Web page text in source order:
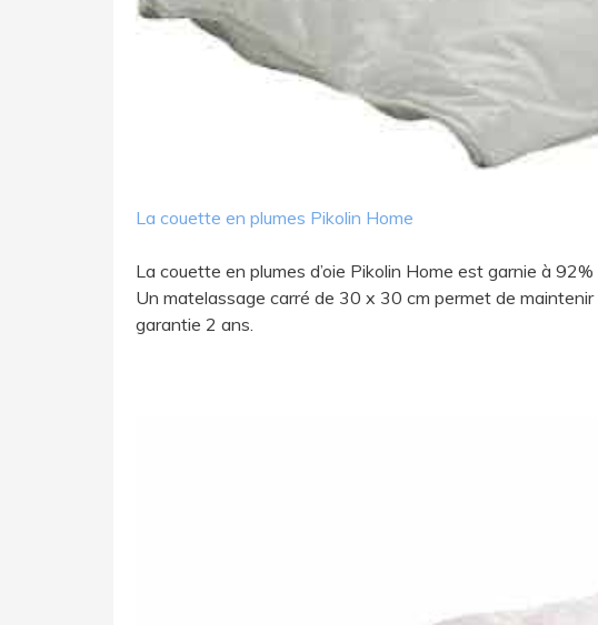
L​a couette en plumes Pikolin Home
La couette en plumes d’oie Pikolin Home est garnie à
Un matelassage carré de 30 x 30 cm permet de
garantie 2 ans.